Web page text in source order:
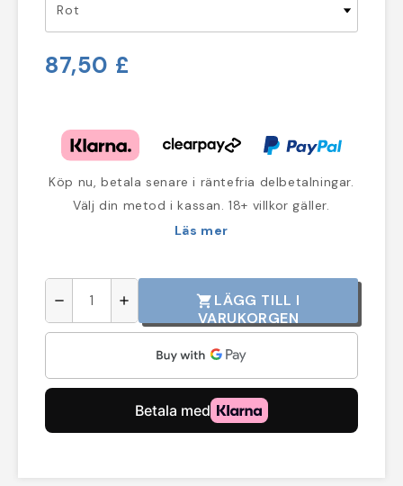
87,50 £
Köp nu, betala senare i räntefria delbetalningar.
Välj din metod i kassan. 18+ villkor gäller.
Läs mer
remove add shopping_cart LÄGG TILL I
VARUKORGEN